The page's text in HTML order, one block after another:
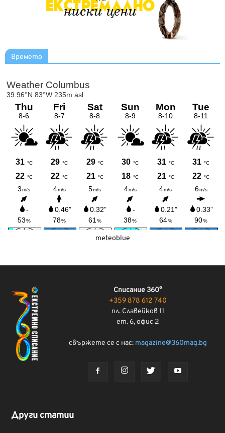
Времето
meteoblue
Списание 360°
+359 878 612 740
пл. Славейков 11
ет. 6, офис 2
свържете се с нас: magazine@360mag.bg
Други статии